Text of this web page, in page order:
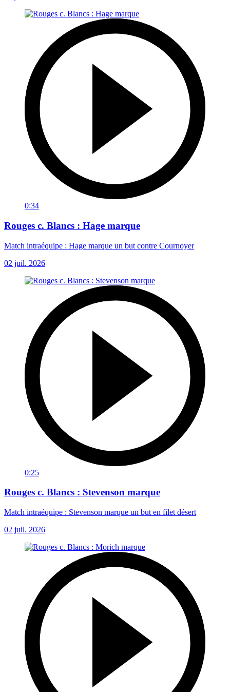
0:34
Rouges c. Blancs : Hage marque
Match intraéquipe : Hage marque un but contre Cournoyer
02 juil. 2026
0:25
Rouges c. Blancs : Stevenson marque
Match intraéquipe : Stevenson marque un but en filet désert
02 juil. 2026